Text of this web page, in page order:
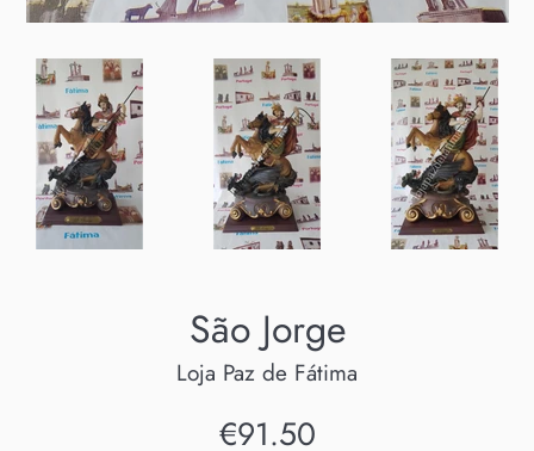
São Jorge
Loja Paz de Fátima
Preço
€91.50